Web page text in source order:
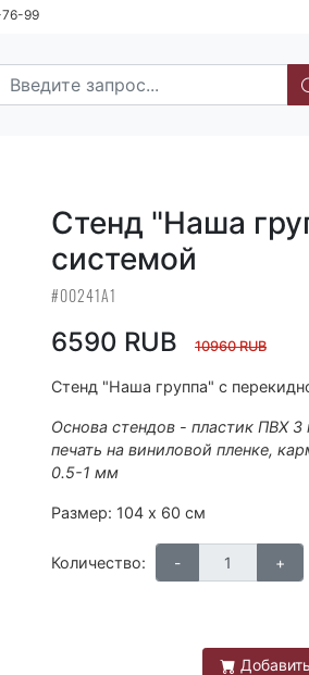
99
Стенд "Наша
системой
#00241А1
6590 RUB 10960 RUB
Стенд "Наша группа" с
Основа стендов - пластик ПВХ
печать на виниловой пленке,
0.5-1 мм
Размер: 104 х 60 см
Количество: